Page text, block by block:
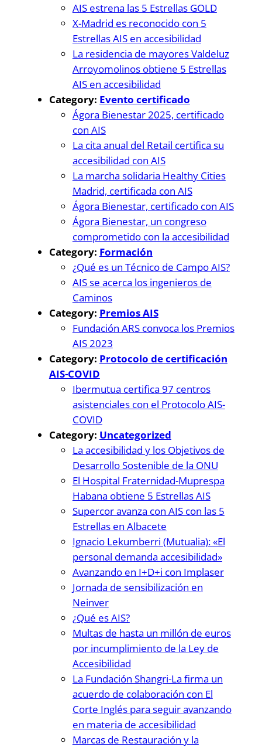
AIS estrena las 5 Estrellas GOLD
X-Madrid es reconocido con 5
Estrellas AIS en accesibilidad
La residencia de mayores Valdeluz
Arroyomolinos obtiene 5 Estrellas
AIS en accesibilidad
Category: Evento certificado
Ágora Bienestar 2025, certificado
con AIS
La cita anual del Retail certifica su
accesibilidad con AIS
La marcha solidaria Healthy Cities
Madrid, certificada con AIS
Ágora Bienestar, certificado con AIS
Ágora Bienestar, un congreso
comprometido con la accesibilidad
Category: Formación
¿Qué es un Técnico de Campo AIS?
AIS se acerca los ingenieros de
Caminos
Category: Premios AIS
Fundación ARS convoca los Premios
AIS 2023
Category: Protocolo de certificación
AIS-COVID
Ibermutua certifica 97 centros
asistenciales con el Protocolo AIS-
COVID
Category: Uncategorized
La accesibilidad y los Objetivos de
Desarrollo Sostenible de la ONU
El Hospital Fraternidad-Muprespa
Habana obtiene 5 Estrellas AIS
Supercor avanza con AIS con las 5
Estrellas en Albacete
Ignacio Lekumberri (Mutualia): «El
personal demanda accesibilidad»
Avanzando en I+D+i con Implaser
Jornada de sensibilización en
Neinver
¿Qué es AIS?
Multas de hasta un millón de euros
por incumplimiento de la Ley de
Accesibilidad
La Fundación Shangri-La firma un
acuerdo de colaboración con El
Corte Inglés para seguir avanzando
en materia de accesibilidad
Marcas de Restauración y la